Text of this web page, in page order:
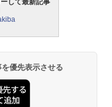
して最新記事
優先表示させる